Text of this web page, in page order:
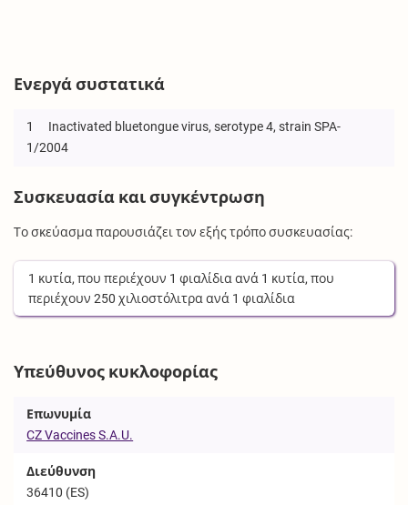
Ενεργά συστατικά
1
Inactivated bluetongue virus, serotype 4, strain SPA-
1/2004
Συσκευασία και συγκέντρωση
Το σκεύασμα παρουσιάζει τον εξής τρόπο συσκευασίας:
1 κυτία, που περιέχουν 1 φιαλίδια ανά 1 κυτία, που
περιέχουν250 χιλιοστόλιτρα ανά 1 φιαλίδια
Υπεύθυνος κυκλοφορίας
Επωνυμία
CZ Vaccines S.A.U.
Διεύθυνση
36410 (ES)